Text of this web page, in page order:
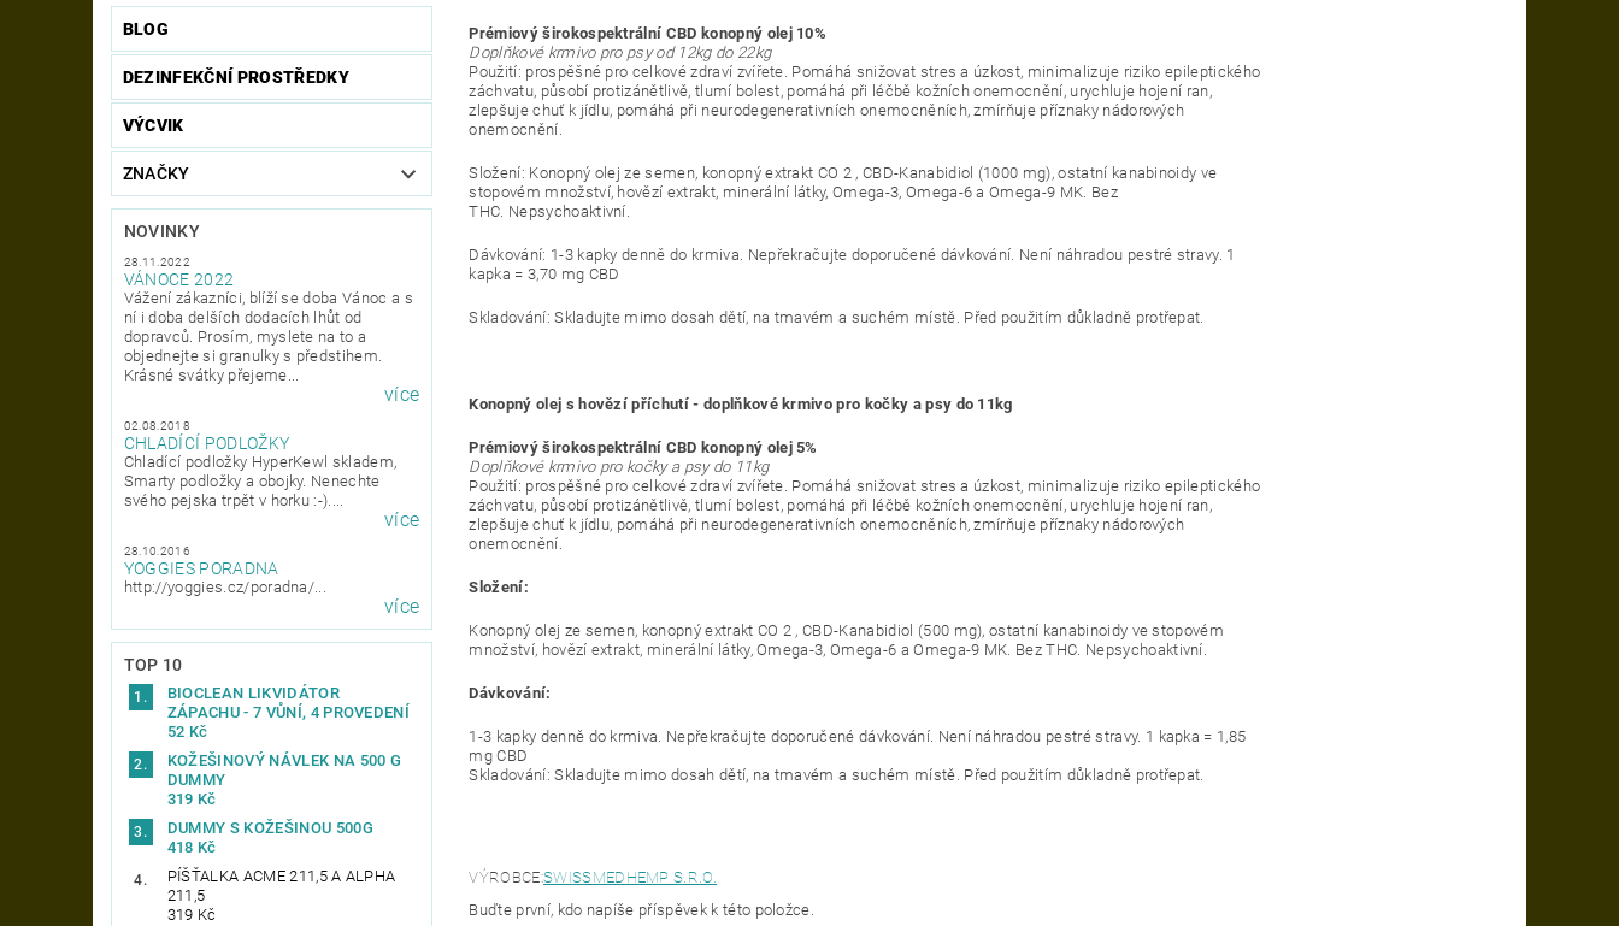
BLOG
DEZINFEKČNÍ PROSTŘEDKY
VÝCVIK
ZNAČKY
NOVINKY
28.11.2022
VÁNOCE 2022
Vážení zákazníci, blíží se doba Vánoc a s
ní i doba delších dodacích lhůt od
dopravců. Prosím, myslete na to a
objednejte si granulky s předstihem.
Krásné svátky přejeme...
více
02.08.2018
CHLADÍCÍ PODLOŽKY
Chladící podložky HyperKewl skladem,
Smarty podložky a obojky. Nenechte
svého pejska trpět v horku :-)....
více
28.10.2016
YOGGIES PORADNA
http://yoggies.cz/poradna/...
více
TOP 10
BIOCLEAN LIKVIDÁTOR
ZÁPACHU - 7 VŮNÍ, 4 PROVEDENÍ
52 Kč
KOŽEŠINOVÝ NÁVLEK NA 500 G
DUMMY
319 Kč
DUMMY S KOŽEŠINOU 500G
418 Kč
PÍŠŤALKA ACME 211,5 A ALPHA
211,5
319 Kč
Prémiový širokospektrální CBD konopný olej 10%
Doplňkové krmivo pro psy od 12kg do 22kg
Použití: prospěšné pro celkové zdraví zvířete. Pomáhá snižovat stres a úzkost, minimalizuje riziko epileptického
záchvatu, působí protizánětlivě, tlumí bolest, pomáhá při léčbě kožních onemocnění, urychluje hojení ran,
zlepšuje chuť k jídlu, pomáhá při neurodegenerativních onemocněních, zmírňuje příznaky nádorových
onemocnění.
Složení: Konopný olej ze semen, konopný extrakt CO 2 , CBD-Kanabidiol (1000 mg), ostatní kanabinoidy ve
stopovém množství, hovězí extrakt, minerální látky, Omega-3, Omega-6 a Omega-9 MK. Bez
THC. Nepsychoaktivní.
Dávkování: 1-3 kapky denně do krmiva. Nepřekračujte doporučené dávkování. Není náhradou pestré stravy. 1
kapka = 3,70 mg CBD
Skladování: Skladujte mimo dosah dětí, na tmavém a suchém místě. Před použitím důkladně protřepat.
Konopný olej s hovězí příchutí - doplňkové krmivo pro kočky a psy do 11kg
Prémiový širokospektrální CBD konopný olej 5%
Doplňkové krmivo pro kočky a psy do 11kg
Použití: prospěšné pro celkové zdraví zvířete. Pomáhá snižovat stres a úzkost, minimalizuje riziko epileptického
záchvatu, působí protizánětlivě, tlumí bolest, pomáhá při léčbě kožních onemocnění, urychluje hojení ran,
zlepšuje chuť k jídlu, pomáhá při neurodegenerativních onemocněních, zmírňuje příznaky nádorových
onemocnění.
Složení:
Konopný olej ze semen, konopný extrakt CO 2 , CBD-Kanabidiol (500 mg), ostatní kanabinoidy ve stopovém
množství, hovězí extrakt, minerální látky, Omega-3, Omega-6 a Omega-9 MK. Bez THC. Nepsychoaktivní.
Dávkování:
1-3 kapky denně do krmiva. Nepřekračujte doporučené dávkování. Není náhradou pestré stravy. 1 kapka = 1,85
mg CBD
Skladování: Skladujte mimo dosah dětí, na tmavém a suchém místě. Před použitím důkladně protřepat.
VÝROBCE:SWISSMEDHEMP S.R.O.
Buďte první, kdo napíše příspěvek k této položce.